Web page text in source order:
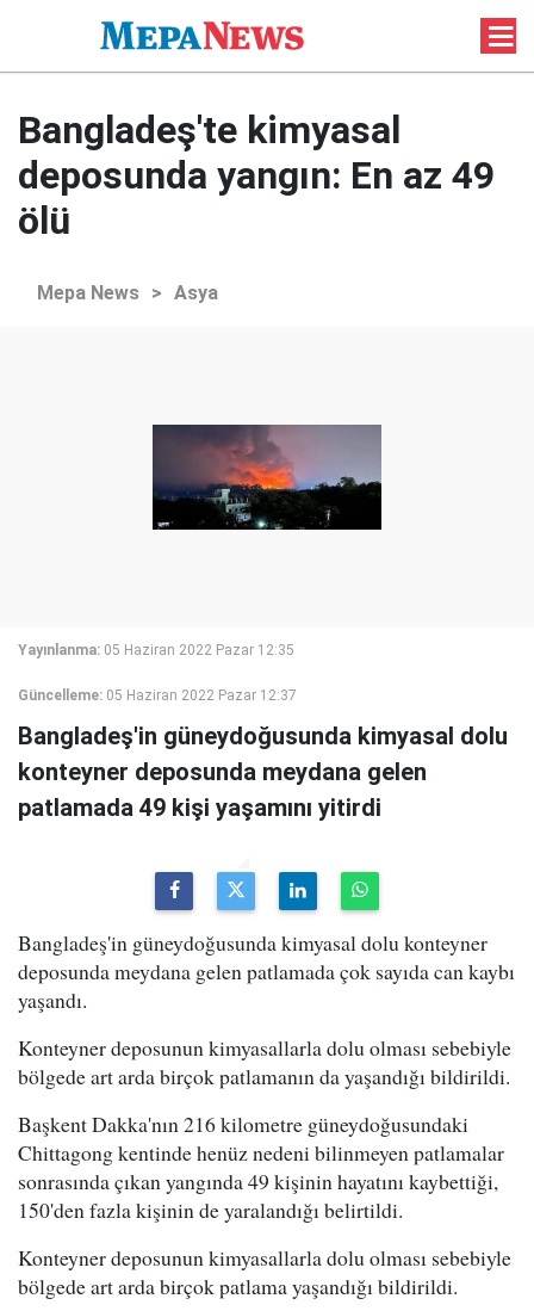
Bangladeş'te kimyasal
deposunda yangın: En az 49
ölü
Mepa News > Asya
Yayınlanma: 05 Haziran 2022 Pazar 12:35
Güncelleme: 05 Haziran 2022 Pazar 12:37
Bangladeş'in güneydoğusunda kimyasal dolu
konteyner deposunda meydana gelen
patlamada 49 kişi yaşamını yitirdi
Bangladeş'in güneydoğusunda kimyasal dolu konteyner
deposunda meydana gelen patlamada çok sayıda can kaybı
yaşandı.
Konteyner deposunun kimyasallarla dolu olması sebebiyle
bölgede art arda birçok patlamanın da yaşandığı bildirildi.
Başkent Dakka'nın 216 kilometre güneydoğusundaki
Chittagong kentinde henüz nedeni bilinmeyen patlamalar
sonrasında çıkan yangında 49 kişinin hayatını kaybettiği,
150'den fazla kişinin de yaralandığı belirtildi.
Konteyner deposunun kimyasallarla dolu olması sebebiyle
bölgede art arda birçok patlama yaşandığı bildirildi.